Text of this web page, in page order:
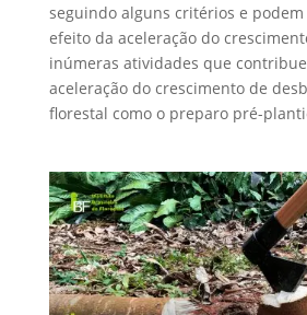
seguindo alguns critérios e
efeito da aceleração do
inúmeras atividades que
aceleração do crescimento de
florestal como o preparo pré-